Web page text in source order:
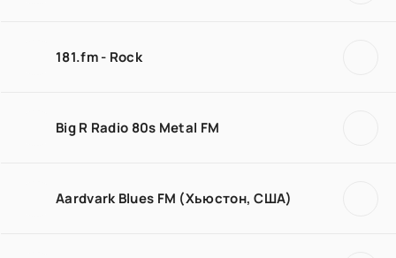
181.fm - Rock
Big R Radio 80s Metal FM
Aardvark Blues FM (Хьюстон, США)